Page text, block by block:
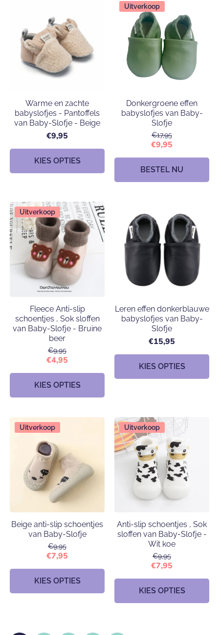
Warme en zachte
babyslofjes - Pantoffels
van Baby-Slofje - Beige
€9,95
KIES OPTIES
Uitverkoop
Donkergroene effen
babyslofjes van Baby-
Slofje
€17,95
€9,95
BESTEL NU
Uitverkoop
Fleece Anti-slip
schoentjes , Sok sloffen
van Baby-Slofje - Bruine
beer
€9,95
€4,95
KIES OPTIES
Leren effen donkerblauwe
babyslofjes van Baby-
Slofje
€15,95
KIES OPTIES
Uitverkoop
Beige anti-slip schoentjes
van Baby-Slofje
€9,95
€7,95
KIES OPTIES
Uitverkoop
Anti-slip schoentjes , Sok
sloffen van Baby-Slofje -
Wit koe
€9,95
€7,95
KIES OPTIES